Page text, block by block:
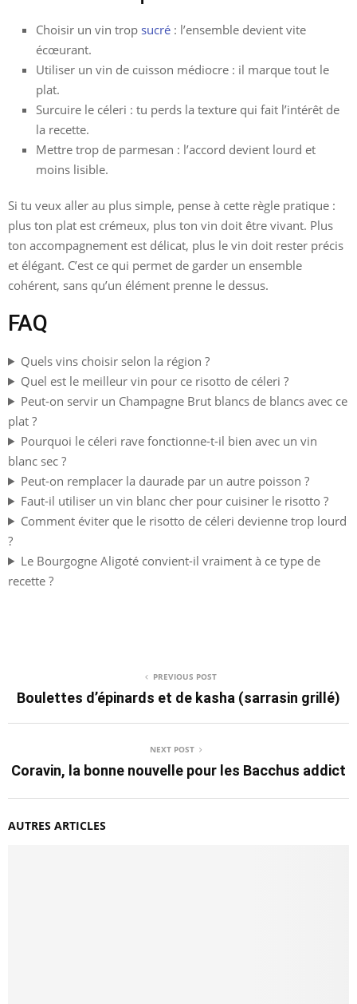
Choisir un vin trop sucré : l’ensemble devient vite
écœurant.
Utiliser un vin de cuisson médiocre : il marque tout le
plat.
Surcuire le céleri : tu perds la texture qui fait l’intérêt de
la recette.
Mettre trop de parmesan : l’accord devient lourd et
moins lisible.
Si tu veux aller au plus simple, pense à cette règle pratique :
plus ton plat est crémeux, plus ton vin doit être vivant. Plus
ton accompagnement est délicat, plus le vin doit rester précis
et élégant. C’est ce qui permet de garder un ensemble
cohérent, sans qu’un élément prenne le dessus.
FAQ
Quels vins choisir selon la région ?
Quel est le meilleur vin pour ce risotto de céleri ?
Peut-on servir un Champagne Brut blancs de blancs avec ce
plat ?
Pourquoi le céleri rave fonctionne-t-il bien avec un vin
blanc sec ?
Peut-on remplacer la daurade par un autre poisson ?
Faut-il utiliser un vin blanc cher pour cuisiner le risotto ?
Comment éviter que le risotto de céleri devienne trop lourd
?
Le Bourgogne Aligoté convient-il vraiment à ce type de
recette ?
PREVIOUS POST
Boulettes d’épinards et de kasha (sarrasin grillé)
NEXT POST
Coravin, la bonne nouvelle pour les Bacchus addict
AUTRES ARTICLES